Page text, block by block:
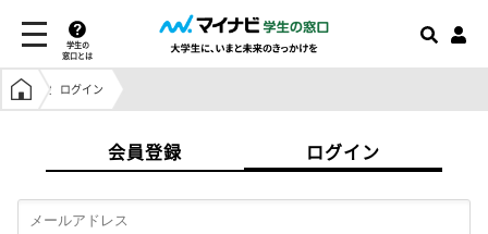
学生の
窓口とは
学生の窓口トップ
ログイン
会員登録 ログイン